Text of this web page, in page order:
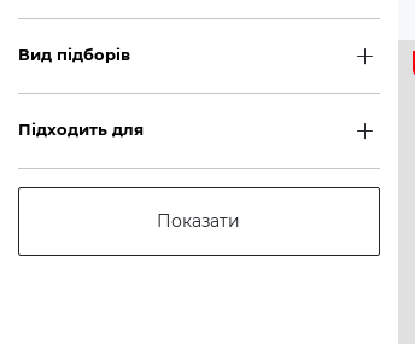
Вид підборів
Підходить для
Показати